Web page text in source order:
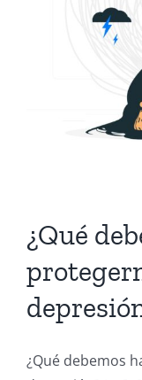
¿Qué
¿Qué debemos